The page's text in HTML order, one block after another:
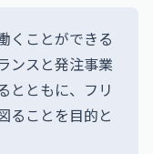
くことができる
ンスと発注事業
とともに、フリ
ることを目的と